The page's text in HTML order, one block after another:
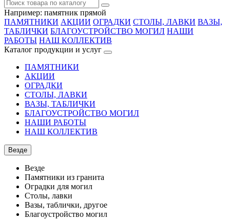
Например: памятник прямой
ПАМЯТНИКИ АКЦИИ ОГРАДКИ СТОЛЫ, ЛАВКИ ВАЗЫ,
ТАБЛИЧКИ БЛАГОУСТРОЙСТВО МОГИЛ НАШИ
РАБОТЫ НАШ КОЛЛЕКТИВ
Каталог продукции и услуг
ПАМЯТНИКИ
АКЦИИ
ОГРАДКИ
СТОЛЫ, ЛАВКИ
ВАЗЫ, ТАБЛИЧКИ
БЛАГОУСТРОЙСТВО МОГИЛ
НАШИ РАБОТЫ
НАШ КОЛЛЕКТИВ
Везде
Везде
Памятники из гранита
Оградки для могил
Столы, лавки
Вазы, таблички, другое
Благоустройство могил